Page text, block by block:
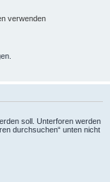
verwenden
soll. Unterforen werden
durchsuchen“ unten nicht